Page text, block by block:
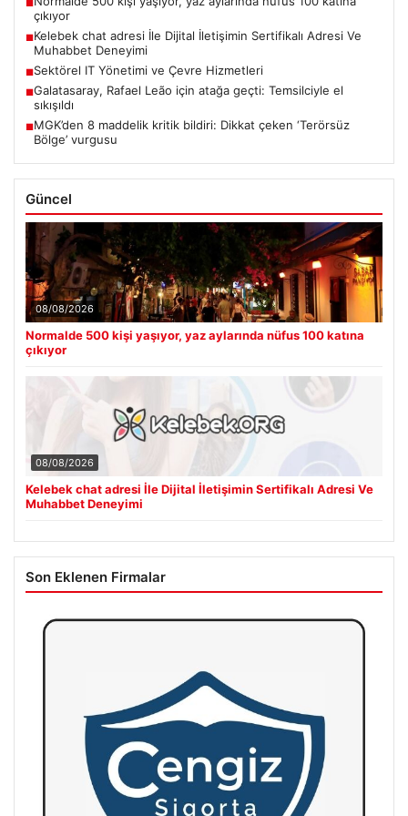
■
çıkıyor
■Kelebek chat adresi İle Dijital İletişimin Sertifikalı Adresi Ve
Muhabbet Deneyimi
■Sektörel IT Yönetimi ve Çevre Hizmetleri
■Galatasaray, Rafael Leão için atağa geçti: Temsilciyle el
sıkışıldı
■MGK’den 8 maddelik kritik bildiri: Dikkat çeken ‘Terörsüz
Bölge’ vurgusu
Güncel
08/08/2026
Normalde 500 kişi yaşıyor, yaz aylarında nüfus 100 katına
çıkıyor
08/08/2026
Kelebek chat adresi İle Dijital İletişimin Sertifikalı Adresi Ve
Muhabbet Deneyimi
Son Eklenen Firmalar